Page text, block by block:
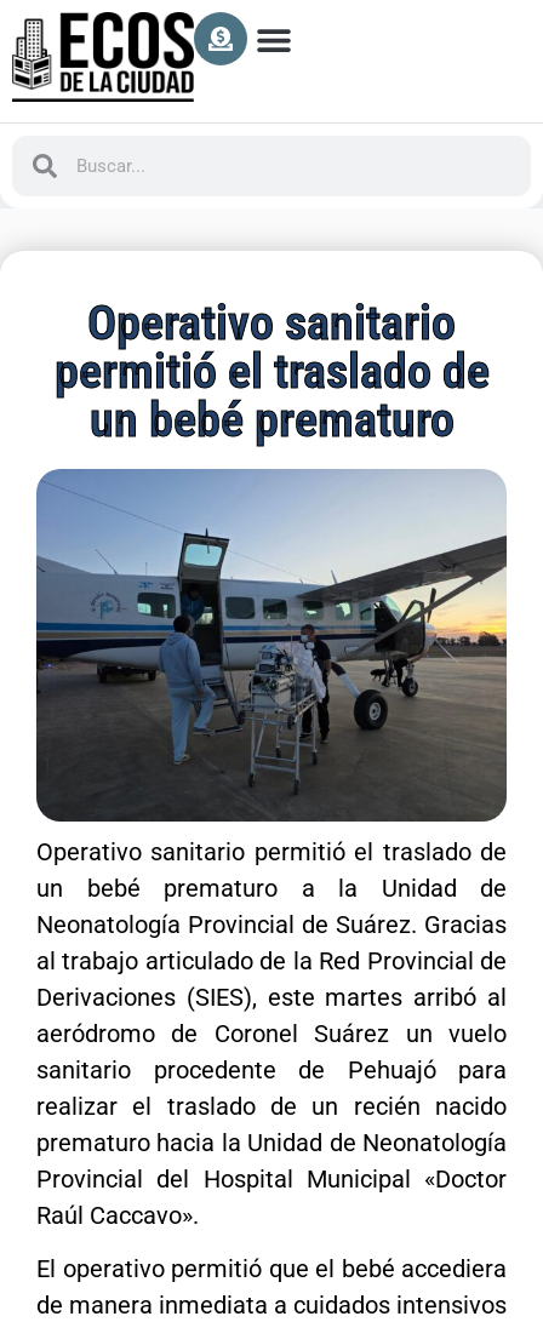
Operativo sanitario
permitió el traslado de
un bebé prematuro
Operativo sanitario permitió el traslado de
un bebé prematuro a la Unidad de
Neonatología Provincial de Suárez. Gracias
al trabajo articulado de la Red Provincial de
Derivaciones (SIES), este martes arribó al
aeródromo de Coronel Suárez un vuelo
sanitario procedente de Pehuajó para
realizar el traslado de un recién nacido
prematuro hacia la Unidad de Neonatología
Provincial del Hospital Municipal «Doctor
Raúl Caccavo».
El operativo permitió que el bebé accediera
de manera inmediata a cuidados intensivos